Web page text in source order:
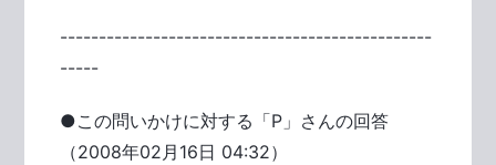
------------------------------------------------
-----
●この問いかけに対する「P」さんの回答
（2008年02月16日 04:32）